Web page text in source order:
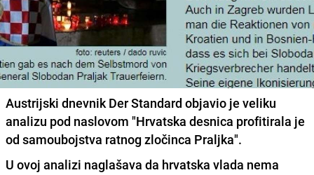
Austrijski dnevnik Der Standard objavio je veliku
analizu pod naslovom "Hrvatska desnica profitirala je
od samoubojstva ratnog zločinca Praljka".
U ovoj analizi naglašava da hrvatska vlada nema